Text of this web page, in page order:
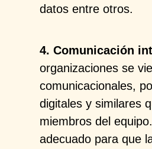
datos entre otros.
4. Comunicación
organizaciones se
comunicacionales,
digitales y similares
miembros del
adecuado para que